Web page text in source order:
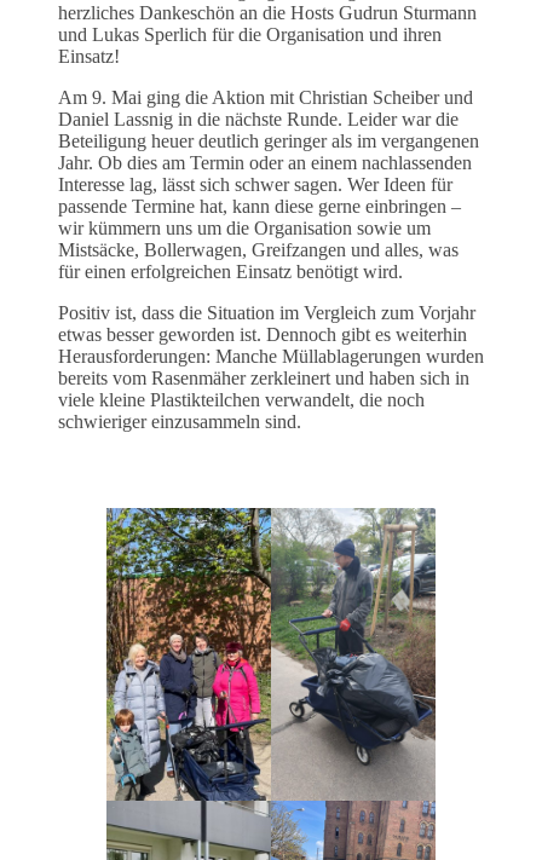
herzliches Dankeschön an die Hosts Gudrun Sturmann
und Lukas Sperlich für die Organisation und ihren
Einsatz!
Am 9. Mai ging die Aktion mit Christian Scheiber und
Daniel Lassnig in die nächste Runde. Leider war die
Beteiligung heuer deutlich geringer als im vergangenen
Jahr. Ob dies am Termin oder an einem nachlassenden
Interesse lag, lässt sich schwer sagen. Wer Ideen für
passende Termine hat, kann diese gerne einbringen –
wir kümmern uns um die Organisation sowie um
Mistsäcke, Bollerwagen, Greifzangen und alles, was
für einen erfolgreichen Einsatz benötigt wird.
Positiv ist, dass die Situation im Vergleich zum Vorjahr
etwas besser geworden ist. Dennoch gibt es weiterhin
Herausforderungen: Manche Müllablagerungen wurden
bereits vom Rasenmäher zerkleinert und haben sich in
viele kleine Plastikteilchen verwandelt, die noch
schwieriger einzusammeln sind.